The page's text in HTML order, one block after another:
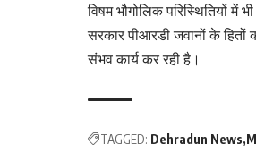
विषम भौगोलिक परिस्थितियों में
सरकार पीआरडी जवानों के हितों
संभव कार्य कर रही है।
TAGGED: Dehradun News